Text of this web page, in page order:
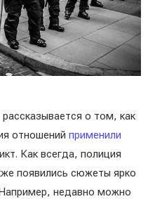
о том, как
отношений применили
Как всегда, полиция
появились сюжеты ярко
недавно можно